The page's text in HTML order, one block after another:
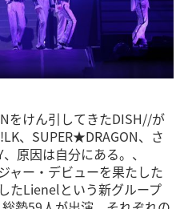
をけん引してきたDISH//が
、SUPER★DRAGON、さ
原因は自分にある。、
ャー・デビューを果たした
たLienelという新グループ